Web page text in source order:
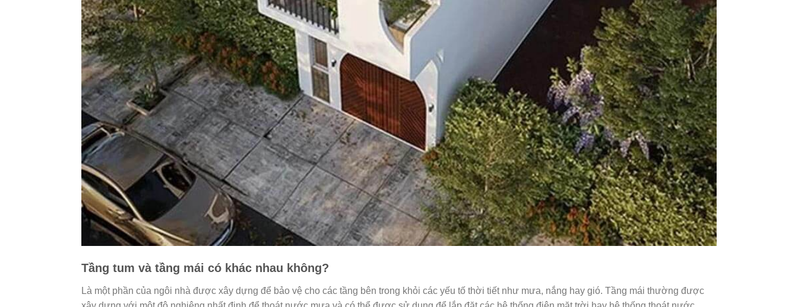
Tầng tum và tầng mái có khác nhau không?
Là một phần của ngôi nhà được xây dựng để bảo vệ cho các tầng bên trong khỏi các yếu tố thời tiết như mưa, nắng hay gió. Tầng mái thường được